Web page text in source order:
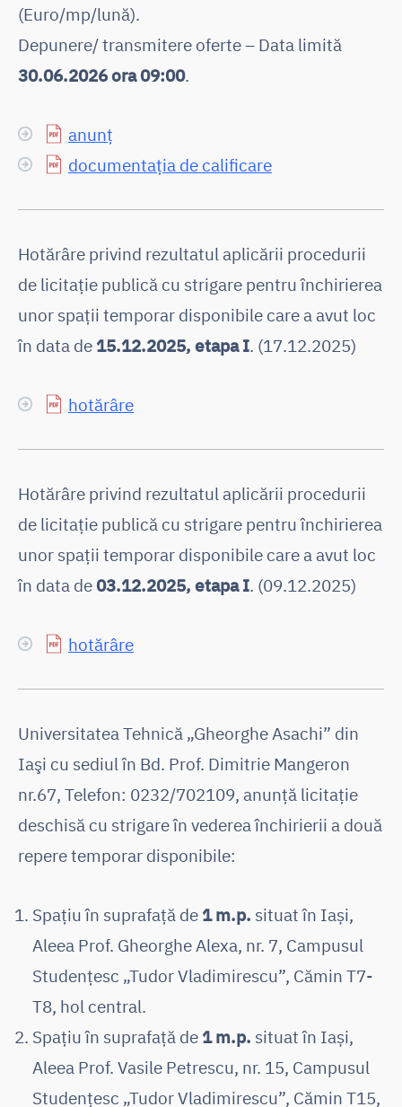
(Euro/mp/lună).
Depunere/ transmitere oferte – Data limită
30.06.2026 ora 09:00.
anunț
documentația de calificare
Hotărâre privind rezultatul aplicării procedurii
de licitaţie publică cu strigare pentru închirierea
unor spaţii temporar disponibile care a avut loc
în data de 15.12.2025, etapa I. (17.12.2025)
hotărâre
Hotărâre privind rezultatul aplicării procedurii
de licitaţie publică cu strigare pentru închirierea
unor spaţii temporar disponibile care a avut loc
în data de 03.12.2025, etapa I. (09.12.2025)
hotărâre
Universitatea Tehnică „Gheorghe Asachi” din
Iaşi cu sediul în Bd. Prof. Dimitrie Mangeron
nr.67, Telefon: 0232/702109, anunţă licitaţie
deschisă cu strigare în vederea închirierii a două
repere temporar disponibile:
Spațiu în suprafață de 1 m.p. situat în Iași,
Aleea Prof. Gheorghe Alexa, nr. 7, Campusul
Studențesc „Tudor Vladimirescu”, Cămin T7-
T8, hol central.
Spațiu în suprafață de 1 m.p. situat în Iași,
Aleea Prof. Vasile Petrescu, nr. 15, Campusul
Studențesc „Tudor Vladimirescu”, Cămin T15,